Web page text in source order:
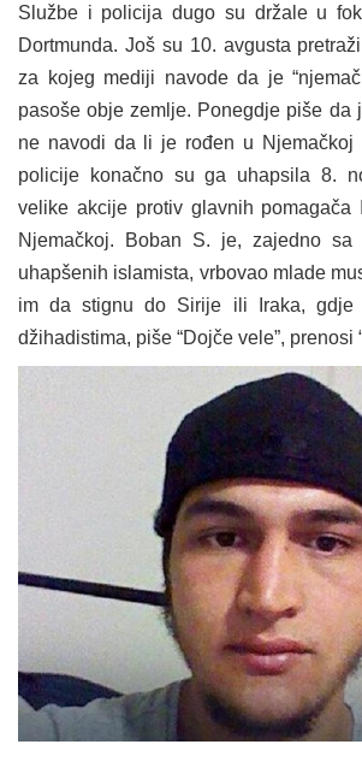
Službe i policija dugo su držale u
Dortmunda. Još su 10. avgusta
za kojeg mediji navode da je
pasoše obje zemlje. Ponegdje piše da
ne navodi da li je rođen u Njemačkoj
policije konačno su ga uhapsila 8.
velike akcije protiv glavnih pomagača
Njemačkoj. Boban S. je, zajedno sa
uhapšenih islamista, vrbovao mlade
im da stignu do Sirije ili Iraka, gdje
džihadistima, piše “Dojče vele”, prenosi